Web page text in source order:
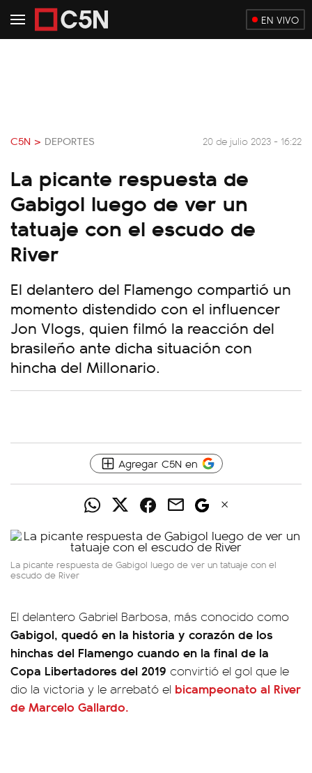
EN VIVO
C5N > DEPORTES 20 de julio 2023 - 16:22
La picante respuesta de
Gabigol luego de ver un
tatuaje con el escudo de
River
El delantero del Flamengo compartió un
momento distendido con el influencer
Jon Vlogs, quien filmó la reacción del
brasileño ante dicha situación con
hincha del Millonario.
Agregar C5N en
La picante respuesta de Gabigol luego de ver un tatuaje con el
escudo de River
El delantero Gabriel Barbosa, más conocido como
Gabigol, quedó en la historia y corazón de los
hinchas del Flamengo cuando en la final de la
Copa Libertadores del 2019 convirtió el gol que le
dio la victoria y le arrebató el bicampeonato al River
de Marcelo Gallardo.